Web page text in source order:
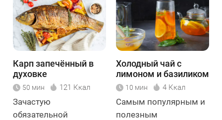
Карп запечённый в
духовке
50 мин 121 Ккал
Зачастую
обязательной
Холодный чай с
лимоном и базиликом
10 мин 4 Ккал
Самым популярным и
полезным